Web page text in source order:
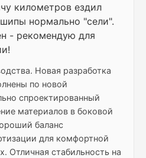
километров ездил
нормально "сели".
- рекомендую для
Новая разработка
по новой
спроектированный
материалов в боковой
баланс
для комфортной
Отличная стабильность на